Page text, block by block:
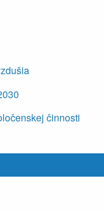
činnosti